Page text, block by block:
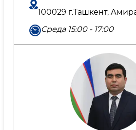
100029 г.Ташкент,
Среда 15:00 - 17:00